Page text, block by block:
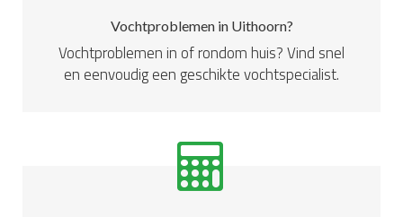
Vochtproblemen in Uithoorn?
Vochtproblemen in of rondom huis? Vind snel
en eenvoudig een geschikte vochtspecialist.